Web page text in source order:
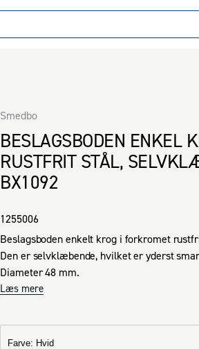
BESLAGSBODEN ENKEL
RUSTFRIT STÅL,
BX1092
Smedbo
1255006
Beslagsboden enkelt krog i forkromet
Den er selvklæbende, hvilket er yderst
Diameter 48 mm.
Læs mere
Farve: Hvid